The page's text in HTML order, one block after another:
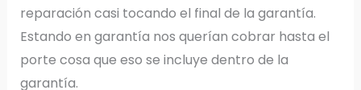
reparación casi tocando el final de la garantía.
Estando en garantía nos querían cobrar hasta el
porte cosa que eso se incluye dentro de la
garantía.